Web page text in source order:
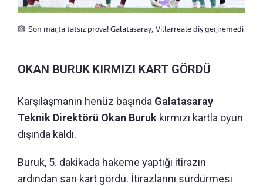
Son maçta tatsız prova! Galatasaray, Villarreale diş geçiremedi
OKAN BURUK KIRMIZI KART GÖRDÜ
Karşılaşmanın henüz başında Galatasaray
Teknik Direktörü Okan Buruk kırmızı kartla oyun
dışında kaldı.
Buruk, 5. dakikada hakeme yaptığı itirazın
ardından sarı kart gördü. İtirazlarını sürdürmesi